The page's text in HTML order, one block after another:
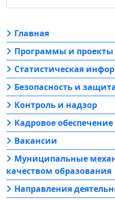
Главная
Программы и проекты
Статистическая
Безопасность и
Контроль и надзор
Кадровое обеспечение
Вакансии
Муниципальные
качеством образования
Направления